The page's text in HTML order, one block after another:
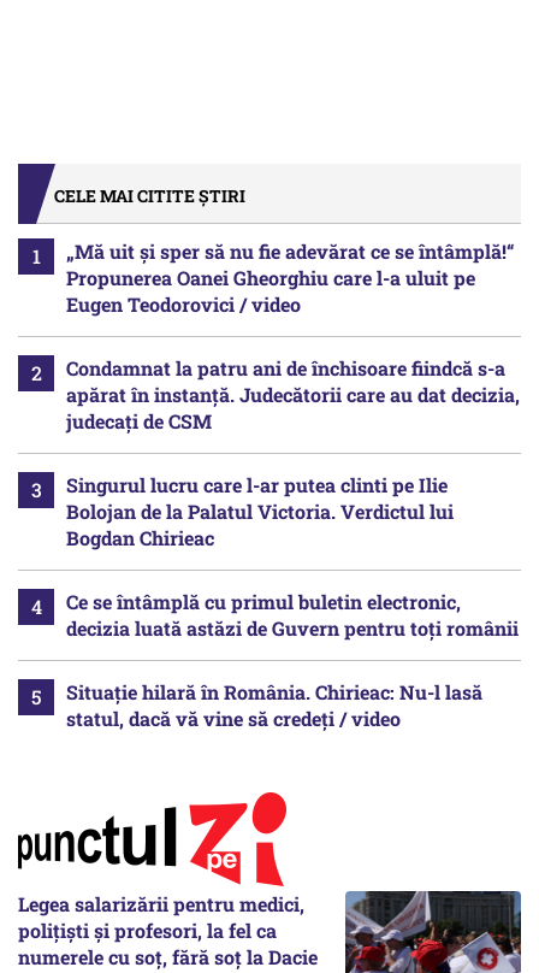
CELE MAI CITITE ȘTIRI
„Mă uit și sper să nu fie adevărat ce se întâmplă!“
Propunerea Oanei Gheorghiu care l-a uluit pe
Eugen Teodorovici / video
Condamnat la patru ani de închisoare fiindcă s-a
apărat în instanță. Judecătorii care au dat decizia,
judecați de CSM
Singurul lucru care l-ar putea clinti pe Ilie
Bolojan de la Palatul Victoria. Verdictul lui
Bogdan Chirieac
Ce se întâmplă cu primul buletin electronic,
decizia luată astăzi de Guvern pentru toți românii
Situație hilară în România. Chirieac: Nu-l lasă
statul, dacă vă vine să credeți / video
Legea salarizării pentru medici,
polițiști și profesori, la fel ca
numerele cu soț, fără soț la Dacie